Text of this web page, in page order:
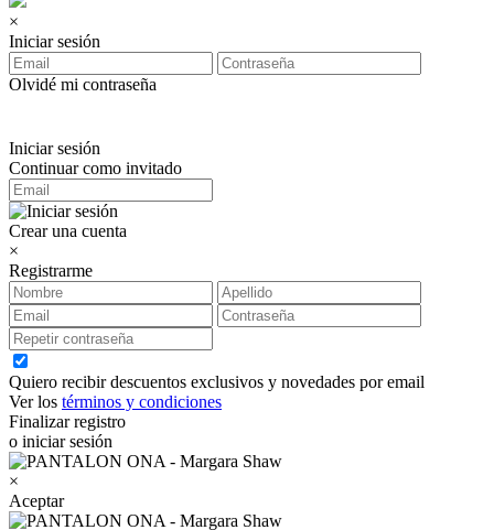
×
Iniciar sesión
Olvidé mi contraseña
Iniciar sesión
Continuar como invitado
Crear una cuenta
×
Registrarme
Quiero recibir descuentos exclusivos y novedades por email
Ver los términos y condiciones
Finalizar registro
o iniciar sesión
×
Aceptar